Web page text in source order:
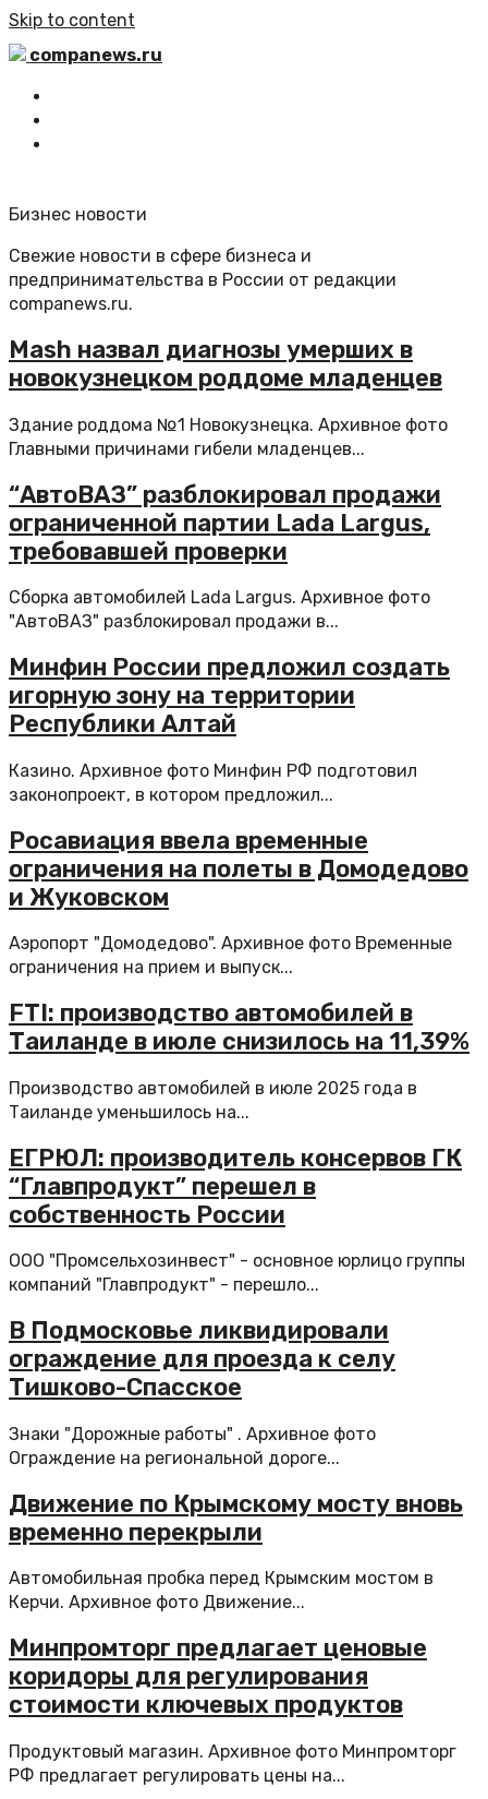
Skip to content
companews.ru
Бизнес новости
Свежие новости в сфере бизнеса и
предпринимательства в России от редакции
companews.ru.
Mash назвал диагнозы умерших в
новокузнецком роддоме младенцев
Здание роддома №1 Новокузнецка. Архивное фото
Главными причинами гибели младенцев...
“АвтоВАЗ” разблокировал продажи
ограниченной партии Lada Largus,
требовавшей проверки
Сборка автомобилей Lada Largus. Архивное фото
"АвтоВАЗ" разблокировал продажи в...
Минфин России предложил создать
игорную зону на территории
Республики Алтай
Казино. Архивное фото Минфин РФ подготовил
законопроект, в котором предложил...
Росавиация ввела временные
ограничения на полеты в Домодедово
и Жуковском
Аэропорт "Домодедово". Архивное фото Временные
ограничения на прием и выпуск...
FTI: производство автомобилей в
Таиланде в июле снизилось на 11,39%
Производство автомобилей в июле 2025 года в
Таиланде уменьшилось на...
ЕГРЮЛ: производитель консервов ГК
“Главпродукт” перешел в
собственность России
ООО "Промсельхозинвест" - основное юрлицо группы
компаний "Главпродукт" - перешло...
В Подмосковье ликвидировали
ограждение для проезда к селу
Тишково-Спасское
Знаки "Дорожные работы" . Архивное фото
Ограждение на региональной дороге...
Движение по Крымскому мосту вновь
временно перекрыли
Автомобильная пробка перед Крымским мостом в
Керчи. Архивное фото Движение...
Минпромторг предлагает ценовые
коридоры для регулирования
стоимости ключевых продуктов
Продуктовый магазин. Архивное фото Минпромторг
РФ предлагает регулировать цены на...